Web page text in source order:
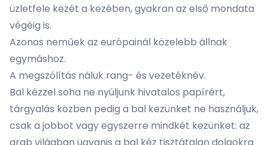
üzletfele kezét a kezében, gyakran az első mondata
végéig is.
Azonos neműek az európainál közelebb állnak
egymáshoz.
A megszólítás náluk rang- és vezetéknév.
Bal kézzel soha ne nyúljunk hivatalos papírért,
tárgyalás közben pedig a bal kezünket ne használjuk,
csak a jobbot vagy egyszerre mindkét kezünket: az